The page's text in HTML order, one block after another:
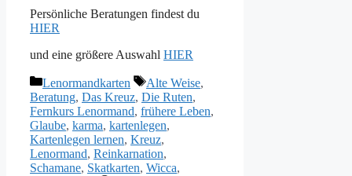
Persönliche Beratungen findest du
HIER
und eine größere Auswahl HIER
Kategorien
Lenormandkarten Schlagwörter
Alte Weise,
Beratung, Das Kreuz, Die Ruten,
Fernkurs Lenormand, frühere Leben,
Glaube, karma, kartenlegen,
Kartenlegen lernen, Kreuz,
Lenormand, Reinkarnation,
Schamane, Skatkarten, Wicca,